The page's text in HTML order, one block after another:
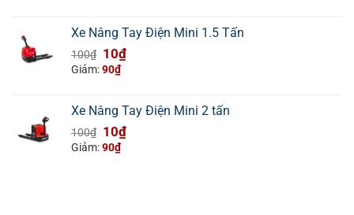
42.000.000₫. là:
37.000.000₫.
Xe Nâng Tay Điện Mini 1.5 Tấn
100₫ Giá
gốc
100₫.
10₫Giá
là:
10₫.
Giảm:90₫
Xe Nâng Tay Điện Mini 2 tấn
100₫ Giá
gốc
10₫Giá
Giảm:90₫